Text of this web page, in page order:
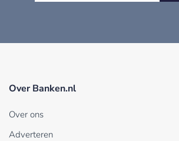
Over Banken.nl
Over ons
Adverteren